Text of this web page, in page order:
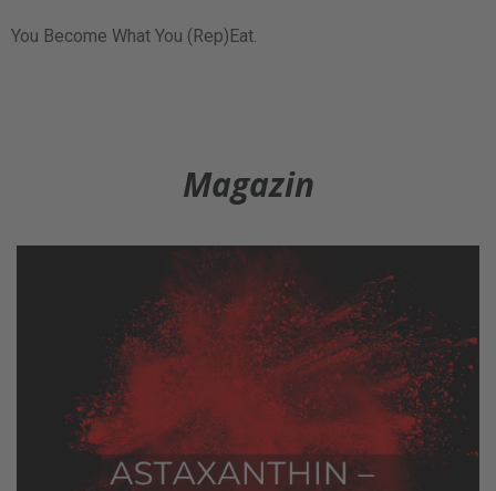
You Become What You (Rep)Eat.
Magazin